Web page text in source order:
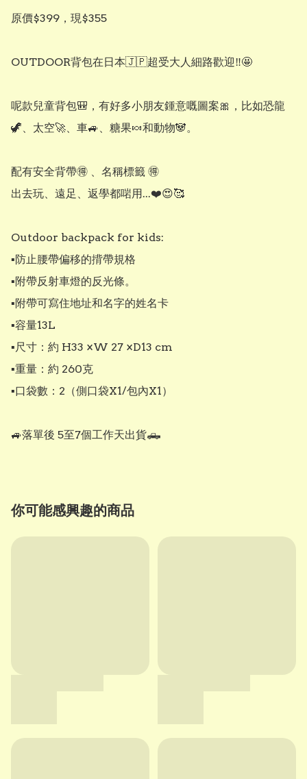
原價$399，現$355
OUTDOOR背包在日本🇯🇵超受大人細路歡迎‼️🤩
呢款兒童背包🎒，有好多小朋友鍾意嘅圖案🎀，比如恐龍
🦖、太空🚀、車🚙、糖果🍬和動物🐼。
配有安全背帶🉐 、名稱標籤 🉐
出去玩、遠足、返學都啱用...❤️😍🥰
Outdoor backpack for kids:
▪︎防止腰帶偏移的揹帶規格
▪︎附帶反射車燈的反光條。
▪︎附帶可寫住地址和名字的姓名卡
▪︎容量13L
▪︎尺寸：約 H33 ×W 27 ×D13 cm
▪︎重量：約 260克
▪︎口袋數：2（側口袋X1/包內X1）
🚙落單後 5至7個工作天出貨🛻
你可能感興趣的商品